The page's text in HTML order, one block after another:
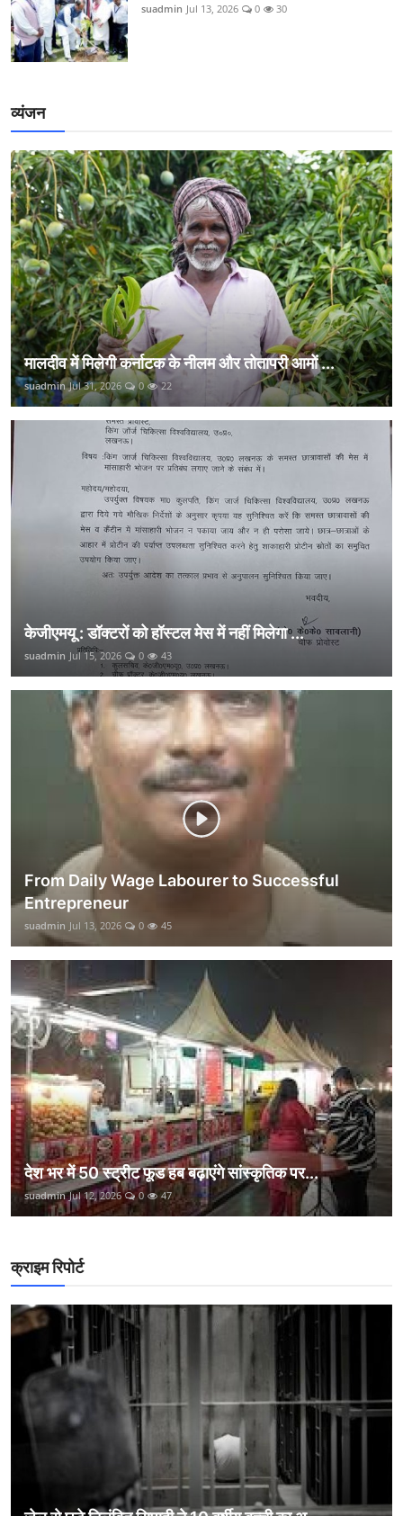
suadmin Jul 13, 2026 0 30
व्यंजन
मालदीव में मिलेगी कर्नाटक के नीलम और तोतापरी आमों ...
suadmin Jul 31, 2026 0 22
केजीएमयू : डॉक्टरों को हॉस्टल मेस में नहीं मिलेगा ...
suadmin Jul 15, 2026 0 43
From Daily Wage Labourer to Successful
Entrepreneur
suadmin Jul 13, 2026 0 45
देश भर में 50 स्ट्रीट फूड हब बढ़ाएंगे सांस्कृतिक पर...
suadmin Jul 12, 2026 0 47
क्राइम रिपोर्ट